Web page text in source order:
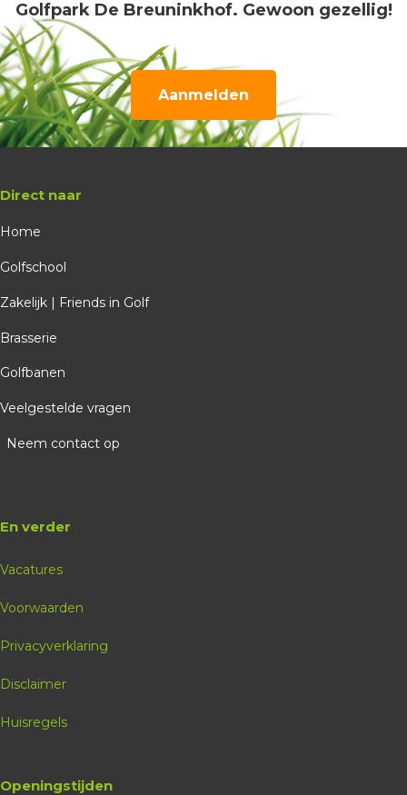
Golfpark De Breuninkhof. Gewoon gezellig!
Aanmelden
Direct naar
Home
Golfschool
Zakelijk | Friends in Golf
Brasserie
Golfbanen
Veelgestelde vragen
Neem contact op
En verder
Vacatures
Voorwaarden
Privacyverklaring
Disclaimer
Huisregels
Openingstijden